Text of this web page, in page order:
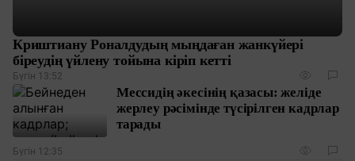
Криштиану Роналдудың мыңдаған жанкүйері
біреудің үйлену тойына кіріп кетті
Бүгін 13:52
Мессидің әкесінің қазасы: желіде
жерлеу рәсімінде түсірілген кадрлар
тарады
Бүгін 12:35